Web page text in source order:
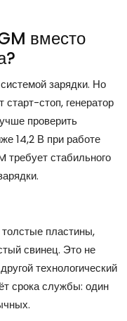
вместо
зарядки. Но
стоп, генератор
проверить
14,2 В при работе
требует стабильного
пластины,
свинец. Это не
технологический
срока службы: один